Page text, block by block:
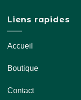
Liens rapides
Accueil
Boutique
Contact